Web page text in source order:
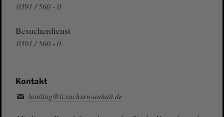
0391 / 560 - 0
Besucherdienst
0391 / 560 - 0
Kontakt
landtag@lt.sachsen-anhalt.de